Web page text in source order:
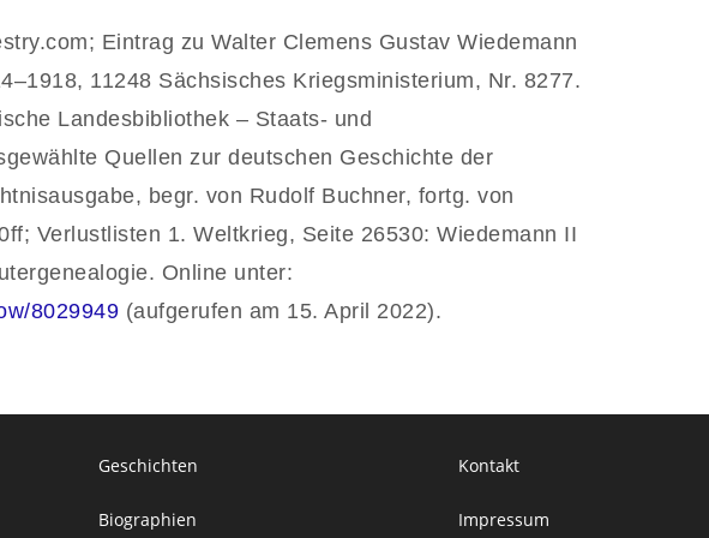
Eintrag zu Walter Clemens Gustav Wiedemann
11248 Sächsisches Kriegsministerium, Nr. 8277.
Landesbibliothek – Staats- und
Quellen zur deutschen Geschichte der
begr. von Rudolf Buchner, fortg. von
Verlustlisten 1. Weltkrieg, Seite 26530: Wiedemann II
Online unter:
8029949 (aufgerufen am 15. April 2022).
Geschichten
Biographien
Kontakt
Impressum